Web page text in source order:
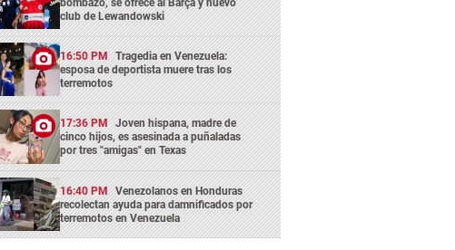
bombazo, se ofrece al Barça y nuevo
club de Lewandowski
16:50 PM Tragedia en Venezuela:
esposa de deportista muere tras los
terremotos
17:36 PM Joven hispana, madre de
cinco hijos, es asesinada a puñaladas
por tres "amigas" en Texas
16:40 PM Venezolanos en Honduras
recolectan ayuda para damnificados por
terremotos en Venezuela